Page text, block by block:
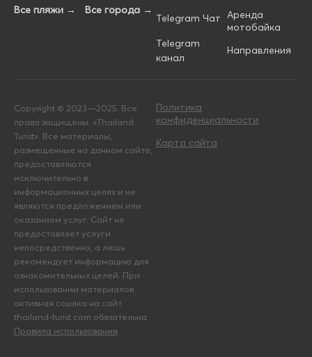
Все пляжи →
Все города →
Telegram Чат
Telegram
канал
Аренда
мотобайка
Направления
Copyright © 2023—2025. Все
права защищены. «Thailand
Turist». Все материалы,
размещенные на данном сайте,
предоставляются
исключительно в
информационных целях и не
являются предложением или
оказанием услуг. Сайт не
предоставляет услуги
непосредственно, а лишь
рекомендует информацию для
ознакомительных целей. При
использовании материалов
активная ссылка на сайт
thailand-turist.com обязательна.
Правила использования
Политика
конфиденциальности
Карта сайта